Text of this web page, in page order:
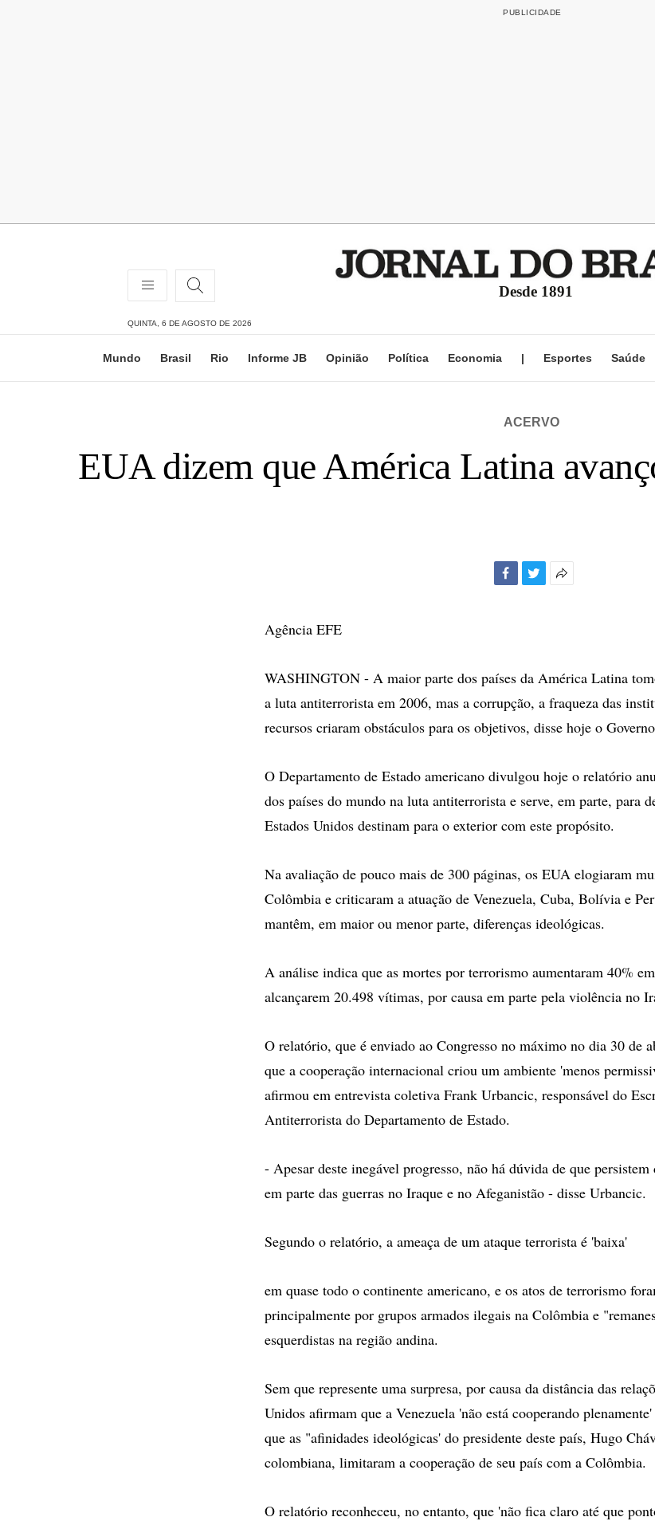
Desde 1891
QUINTA, 6 DE AGOSTO DE 2026
Mundo Brasil Rio Informe JB Opinião Política Economia | Esportes Saúde
ACERVO
EUA dizem que América Latina
Agência EFE
WASHINGTON - A maior parte dos países da América Latina
a luta antiterrorista em 2006, mas a corrupção, a fraqueza das
recursos criaram obstáculos para os objetivos, disse hoje o
O Departamento de Estado americano divulgou hoje o relatório
dos países do mundo na luta antiterrorista e serve, em parte, para
Estados Unidos destinam para o exterior com este propósito.
Na avaliação de pouco mais de 300 páginas, os EUA elogiaram
Colômbia e criticaram a atuação de Venezuela, Cuba, Bolívia e
mantêm, em maior ou menor parte, diferenças ideológicas.
A análise indica que as mortes por terrorismo aumentaram 40%
alcançarem 20.498 vítimas, por causa em parte pela violência no
O relatório, que é enviado ao Congresso no máximo no dia 30 de
que a cooperação internacional criou um ambiente 'menos
afirmou em entrevista coletiva Frank Urbancic, responsável do
Antiterrorista do Departamento de Estado.
- Apesar deste inegável progresso, não há dúvida de que persistem
em parte das guerras no Iraque e no Afeganistão - disse Urbancic.
Segundo o relatório, a ameaça de um ataque terrorista é 'baixa'
em quase todo o continente americano, e os atos de terrorismo
principalmente por grupos armados ilegais na Colômbia e
esquerdistas na região andina.
Sem que represente uma surpresa, por causa da distância das
Unidos afirmam que a Venezuela 'não está cooperando
que as "afinidades ideológicas' do presidente deste país, Hugo
colombiana, limitaram a cooperação de seu país com a Colômbia.
O relatório reconheceu, no entanto, que 'não fica claro até que